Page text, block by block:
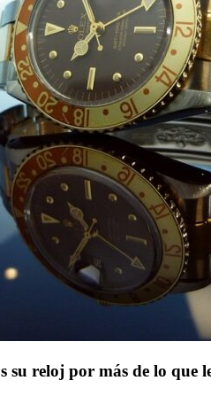
su reloj por más de lo que